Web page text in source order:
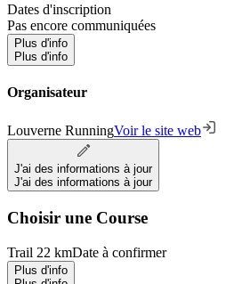
Dates d'inscription
Pas encore communiquées
Plus d'info
Plus d'info
Organisateur
Louverne RunningVoir le site web
J'ai des informations à jour
J'ai des informations à jour
Choisir une Course
Trail 22 kmDate à confirmer
Plus d'info